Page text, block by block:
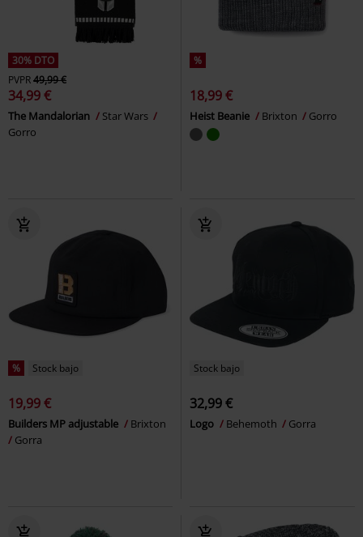
30% DTO
PVPR49,99 €
34,99 €
The Mandalorian
Star Wars
Gorro
%
18,99 €
Heist Beanie Brixton Gorro
% Stock bajo
19,99 €
Builders MP adjustable
Brixton
Gorra
Stock bajo
32,99 €
Logo Behemoth Gorra